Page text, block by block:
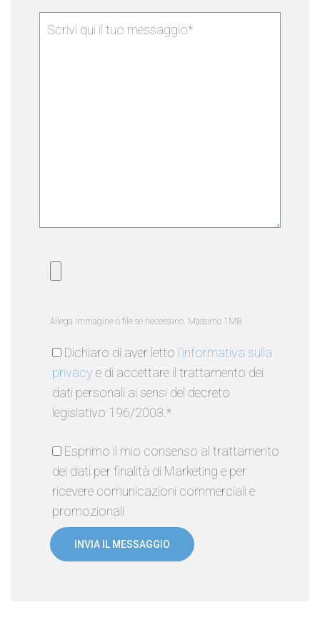
Allega immagine o file se necessario. Massimo 1MB
Dichiaro di aver letto l'informativa sulla
privacy e di accettare il trattamento dei
dati personali ai sensi del decreto
legislativo 196/2003.*
Esprimo il mio consenso al trattamento
dei dati per finalità di Marketing e per
ricevere comunicazioni commerciali e
promozionali